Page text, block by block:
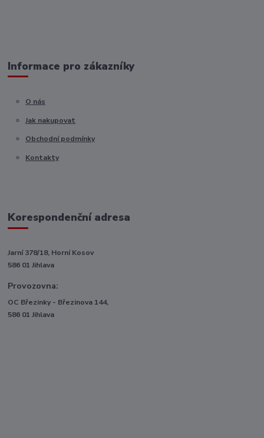
Informace pro zákazníky
O nás
Jak nakupovat
Obchodní podmínky
Kontakty
Korespondenční adresa
Jarní 378/18, Horní Kosov
586 01 Jihlava
Provozovna:
OC Březinky - Březinova 144,
586 01 Jihlava